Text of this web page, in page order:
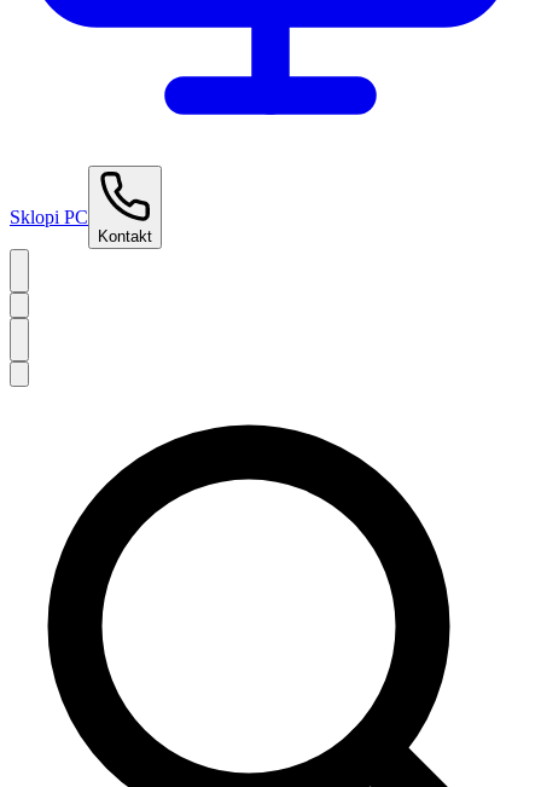
Sklopi PC
Kontakt